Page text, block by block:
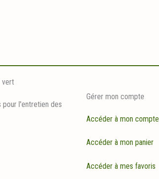
pour l'entretien des
Gérer mon compte
Accéder à mon compte
Accéder à mon panier
Accéder à mes favoris